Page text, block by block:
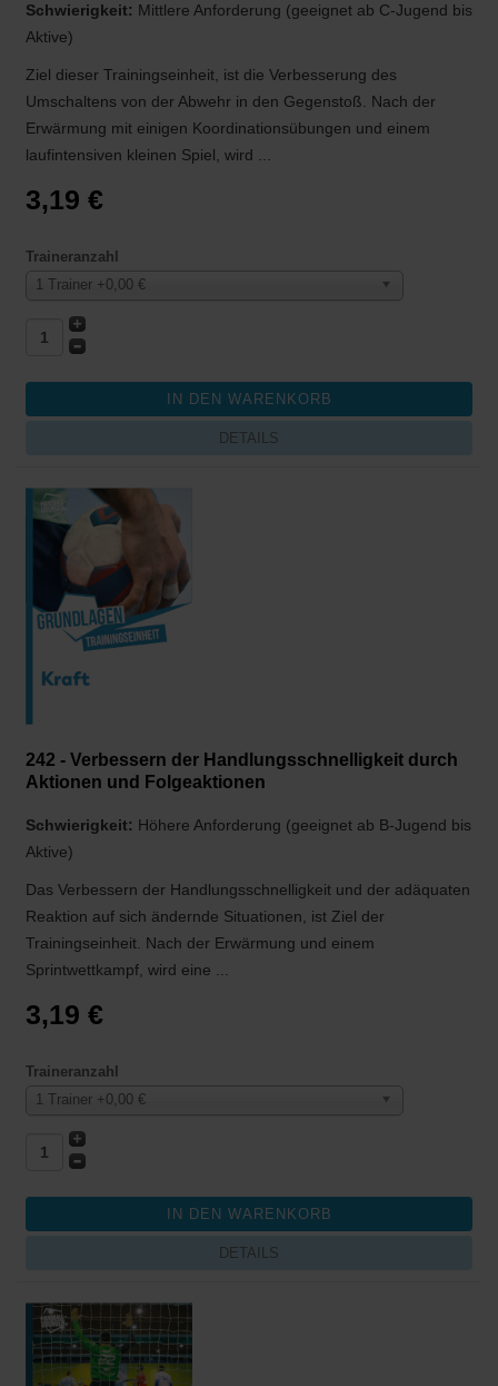
Schwierigkeit: Mittlere Anforderung (geeignet ab C-Jugend bis
Aktive)
Ziel dieser Trainingseinheit, ist die Verbesserung des
Umschaltens von der Abwehr in den Gegenstoß. Nach der
Erwärmung mit einigen Koordinationsübungen und einem
laufintensiven kleinen Spiel, wird ...
3,19 €
Traineranzahl
1 Trainer +0,00 €
DETAILS
242 - Verbessern der Handlungsschnelligkeit durch
Aktionen und Folgeaktionen
Schwierigkeit: Höhere Anforderung (geeignet ab B-Jugend bis
Aktive)
Das Verbessern der Handlungsschnelligkeit und der adäquaten
Reaktion auf sich ändernde Situationen, ist Ziel der
Trainingseinheit. Nach der Erwärmung und einem
Sprintwettkampf, wird eine ...
3,19 €
Traineranzahl
1 Trainer +0,00 €
DETAILS